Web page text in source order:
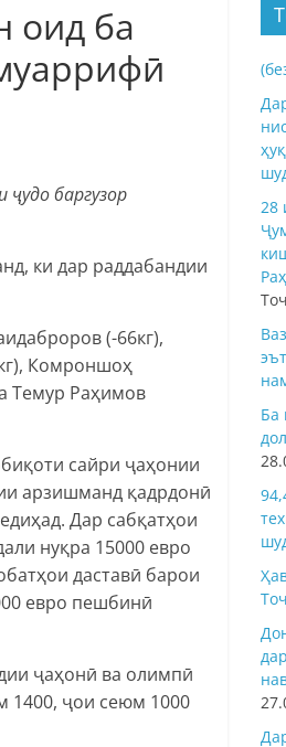
оид ба
баргузор
ки дар раддабандии
(-66кг),
Комроншоҳ
Темур Раҳимов
сайри ҷаҳонии
арзишманд қадрдонӣ
Дар сабқатҳои
нуқра 15000 евро
даставӣ барои
евро пешбинӣ
ҷаҳонӣ ва олимпӣ
1400, ҷои сеюм 1000
28
Ба